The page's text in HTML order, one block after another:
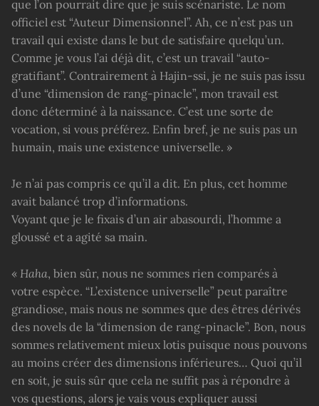
que l’on pourrait dire que je suis scénariste. Le nom
officiel est “Auteur Dimensionnel”. Ah, ce n’est pas un
travail qui existe dans le but de satisfaire quelqu’un.
Comme je vous l’ai déjà dit, c’est un travail “auto-
gratifiant”. Contrairement à Hajin-ssi, je ne suis pas issu
d’une “dimension de rang-pinacle”, mon travail est
donc déterminé à la naissance. C’est une sorte de
vocation, si vous préférez. Enfin bref, je ne suis pas un
humain, mais une existence universelle. »
Je n’ai pas compris ce qu’il a dit. En plus, cet homme
avait balancé trop d’informations.
Voyant que je le fixais d’un air abasourdi, l’homme a
gloussé et a agité sa main.
« Haha, bien sûr, nous ne sommes rien comparés à
votre espèce. “L’existence universelle” peut paraître
grandiose, mais nous ne sommes que des êtres dérivés
des novels de la “dimension de rang-pinacle”. Bon, nous
sommes relativement mieux lotis puisque nous pouvons
au moins créer des dimensions inférieures… Quoi qu’il
en soit, je suis sûr que cela ne suffit pas à répondre à
vos questions, alors je vais vous expliquer aussi